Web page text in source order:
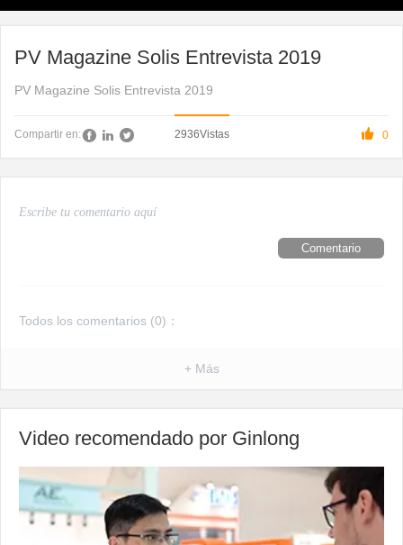
PV Magazine Solis Entrevista 2019
PV Magazine Solis Entrevista 2019
Compartir en:  0
2936Vistas
Comentario
Todos los comentarios (0)：
+ Más
Video recomendado por Ginlong